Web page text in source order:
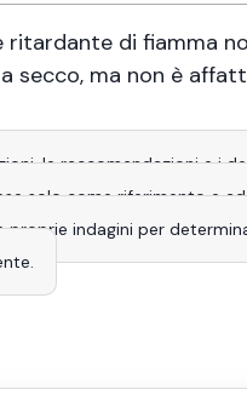
ritardante di fiamma
secco, ma non è
le raccomandazioni e i
solo come riferimento e
indagini per